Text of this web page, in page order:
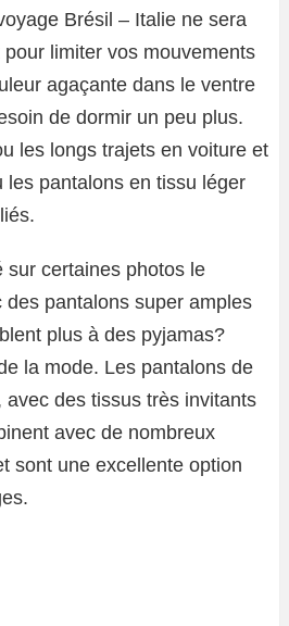
Brésil – Italie ne sera
limiter vos mouvements
agaçante dans le ventre
de dormir un peu plus.
les longs trajets en voiture et
les pantalons en tissu léger
sur certaines photos le
pantalons super amples
plus à des pyjamas?
la mode. Les pantalons de
avec des tissus très invitants
avec de nombreux
sont une excellente option